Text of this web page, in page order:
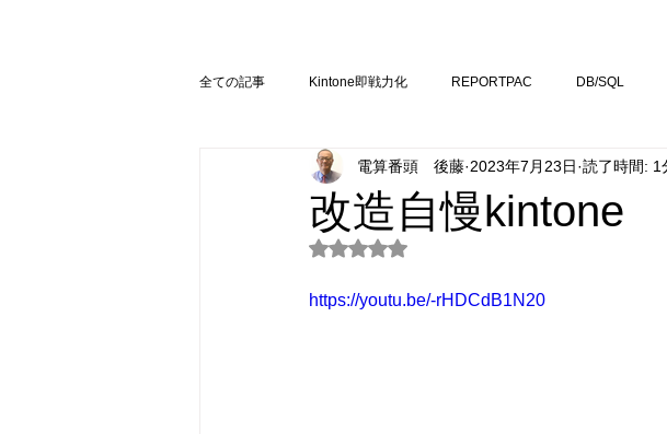
全ての記事 Kintone即戦力化 REPORTPAC DB/SQL
改造自慢kintone
電算番頭 後藤 2023年7月23日 読了時間: 1
5つ星のうちNaNと評価されています。
https://youtu.be/-rHDCdB1N20